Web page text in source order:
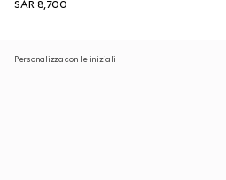
SAR 8,700
Personalizza con le iniziali